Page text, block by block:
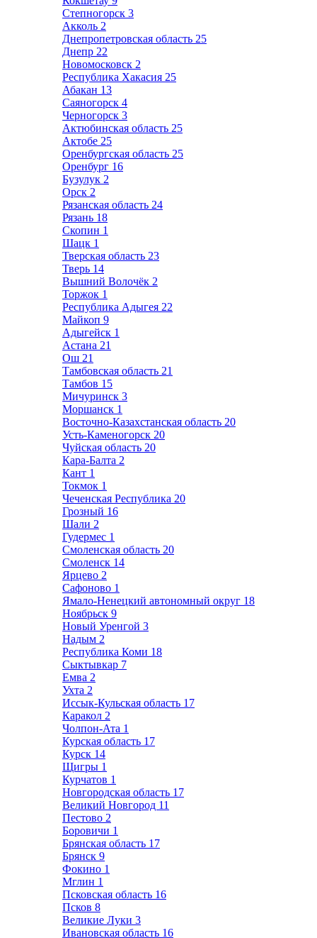
Степногорск 3
Акколь 2
Днепропетровская область 25
Днепр 22
Новомосковск 2
Республика Хакасия 25
Абакан 13
Саяногорск 4
Черногорск 3
Актюбинская область 25
Актобе 25
Оренбургская область 25
Оренбург 16
Бузулук 2
Орск 2
Рязанская область 24
Рязань 18
Скопин 1
Шацк 1
Тверская область 23
Тверь 14
Вышний Волочёк 2
Торжок 1
Республика Адыгея 22
Майкоп 9
Адыгейск 1
Астана 21
Ош 21
Тамбовская область 21
Тамбов 15
Мичуринск 3
Моршанск 1
Восточно-Казахстанская область 20
Усть-Каменогорск 20
Чуйская область 20
Кара-Балта 2
Кант 1
Токмок 1
Чеченская Республика 20
Грозный 16
Шали 2
Гудермес 1
Смоленская область 20
Смоленск 14
Ярцево 2
Сафоново 1
Ямало-Ненецкий автономный округ 18
Ноябрьск 9
Новый Уренгой 3
Надым 2
Республика Коми 18
Сыктывкар 7
Емва 2
Ухта 2
Иссык-Кульская область 17
Каракол 2
Чолпон-Ата 1
Курская область 17
Курск 14
Щигры 1
Курчатов 1
Новгородская область 17
Великий Новгород 11
Пестово 2
Боровичи 1
Брянская область 17
Брянск 9
Фокино 1
Мглин 1
Псковская область 16
Псков 8
Великие Луки 3
Ивановская область 16